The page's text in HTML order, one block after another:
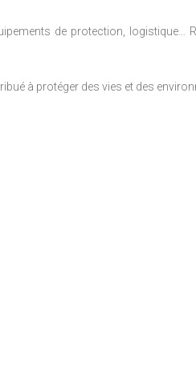
de protection, logistique…
à protéger des vies et des